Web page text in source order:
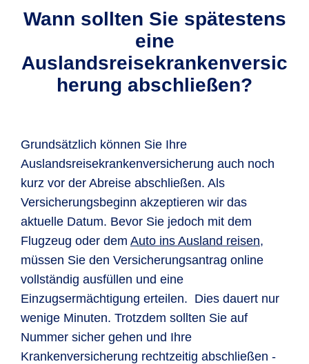
Wann sollten Sie spätestens
eine
Auslandsreisekrankenversic
herung abschließen?
Grundsätzlich können Sie Ihre
Auslandsreisekrankenversicherung auch noch
kurz vor der Abreise abschließen. Als
Versicherungsbeginn akzeptieren wir das
aktuelle Datum. Bevor Sie jedoch mit dem
Flugzeug oder dem Auto ins Ausland reisen,
müssen Sie den Versicherungsantrag online
vollständig ausfüllen und eine
Einzugsermächtigung erteilen. Dies dauert nur
wenige Minuten. Trotzdem sollten Sie auf
Nummer sicher gehen und Ihre
Krankenversicherung rechtzeitig abschließen -